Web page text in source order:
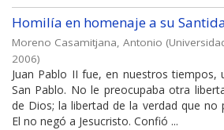
Homilía en homenaje a su
Moreno Casamitjana, Antonio (
2006)
Juan Pablo II fue, en nuestros tiempos,
San Pablo. No le preocupaba otra
de Dios; la libertad de la verdad que no
El no negó a Jesucristo. Confió ...